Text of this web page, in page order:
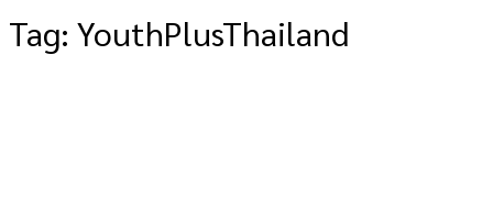
Tag: YouthPlusThailand